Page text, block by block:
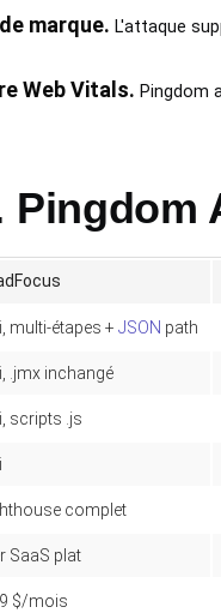
marque. L'attaque
Web Vitals. Pingdom
Pingdom
multi-étapes + JSON path
.jmx inchangé
scripts .js
complet
SaaS plat
$/mois